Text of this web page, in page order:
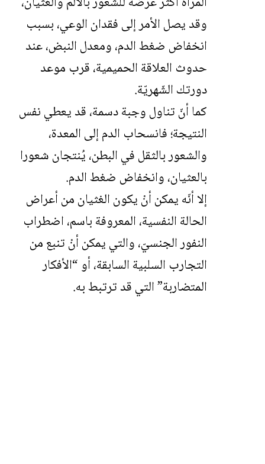
وقد يصل الأمر إلى فقدان الوعي، بسبب
انخفاض ضغط الدم، ومعدل النبض، عند
حدوث العلاقة الحميمية، قرب موعد
دورتك الشّهريّة.
كما أنّ تناول وجبة دسمة، قد يعطي نفس
النتيجة؛ فانسحاب الدم إلى المعدة،
والشعور بالثقل في البطن، يُنتجان شعورا
بالعثيان، وانخفاض ضغط الدم.
إلا أنّه يمكن أنْ يكون الغثيان من أعراض
الحالة النفسية، المعروفة باسم، اضطراب
النفور الجنسيّ، والتي يمكن أنْ تنبع من
التجارب السلبية السابقة، أو “الأفكار
المتضاربة” التي قد ترتبط به.